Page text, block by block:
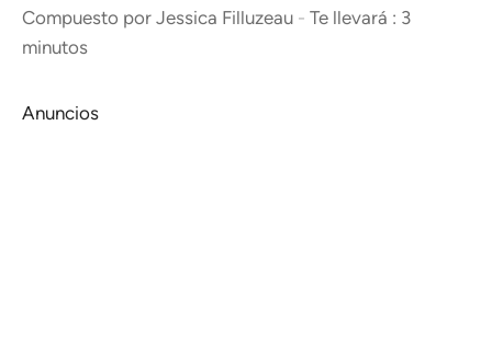
Compuesto por Jessica Filluzeau - Te llevará : 3
minutos
Anuncios